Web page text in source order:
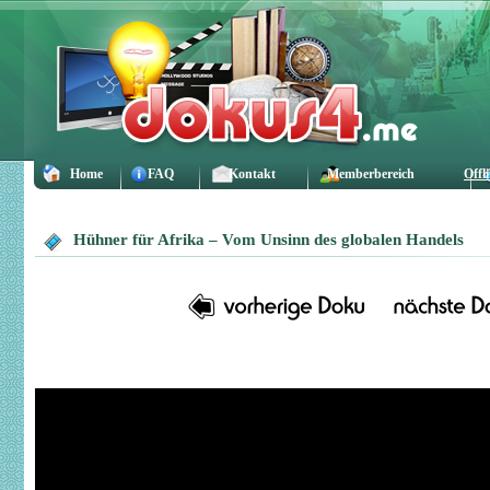
Home FAQ Kontakt Memberbereich
Hühner für Afrika – Vom Unsinn des globalen Handels